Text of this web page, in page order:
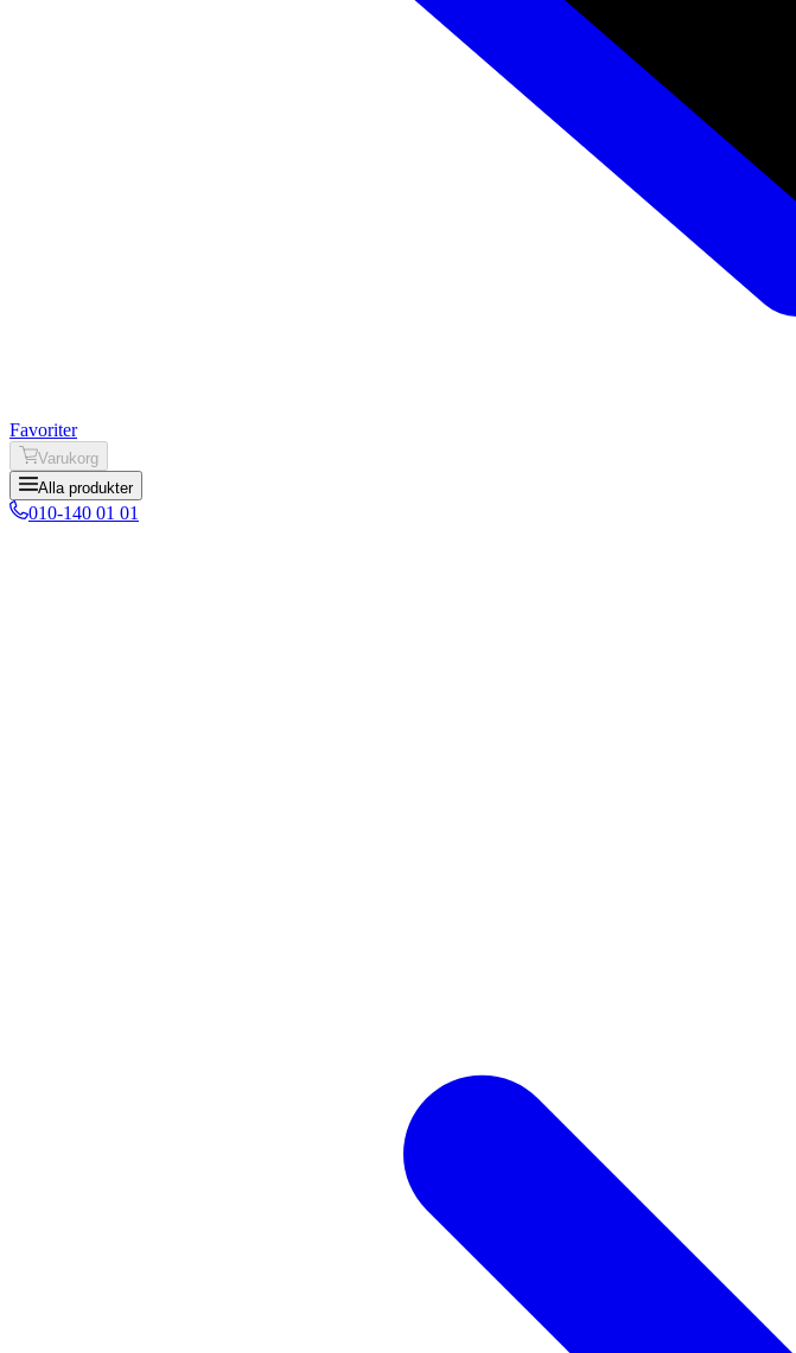
Favoriter
Varukorg
Alla produkter
010-140 01 01